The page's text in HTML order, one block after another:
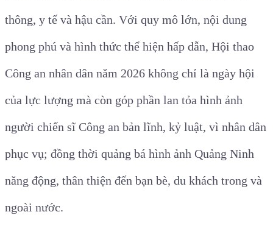
thông, y tế và hậu cần. Với quy mô lớn, nội dung
phong phú và hình thức thể hiện hấp dẫn, Hội thao
Công an nhân dân năm 2026 không chỉ là ngày hội
của lực lượng mà còn góp phần lan tỏa hình ảnh
người chiến sĩ Công an bản lĩnh, kỷ luật, vì nhân dân
phục vụ; đồng thời quảng bá hình ảnh Quảng Ninh
năng động, thân thiện đến bạn bè, du khách trong và
ngoài nước.